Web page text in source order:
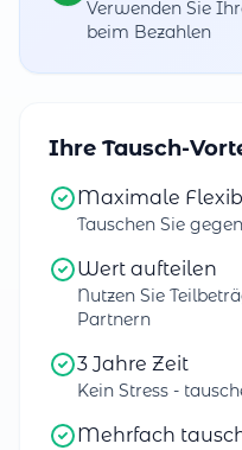
Verwenden Sie
beim Bezahlen
Ihre Tausch-
Maximale
Tauschen Sie
Wert aufteilen
Nutzen Sie
Partnern
3 Jahre Zeit
Kein Stress -
Mehrfach